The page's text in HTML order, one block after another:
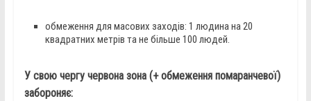
обмеження для масових заходів: 1 людина на 20
квадратних метрів та не більше 100 людей.
У свою чергу червона зона (+ обмеження помаранчевої)
забороняє: